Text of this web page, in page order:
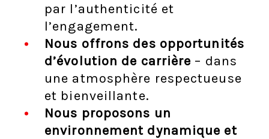
par l’authenticité et
l’engagement.
Nous offrons des opportunités
d’évolution de carrière – dans
une atmosphère respectueuse
et bienveillante.
Nous proposons un
environnement dynamique et